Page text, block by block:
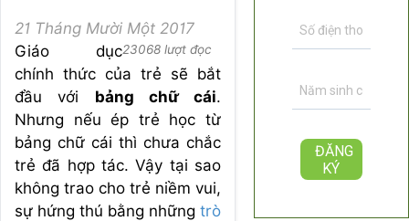
21 Tháng Mười Một 2017
23068 lượt đọc
Giáo dục
chính thức của trẻ sẽ bắt
đầu với bảng chữ cái.
Nhưng nếu ép trẻ học từ
bảng chữ cái thì chưa chắc
trẻ đã hợp tác. Vậy tại sao
không trao cho trẻ niềm vui,
sự hứng thú bằng những trò